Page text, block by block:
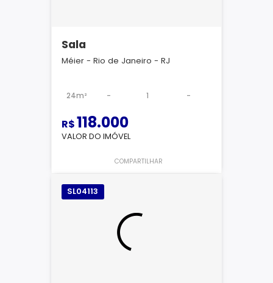
Sala
Méier - Rio de Janeiro - RJ
24m² - 1 -
R$118.000
VALOR DO IMÓVEL
COMPARTILHAR
SL04113